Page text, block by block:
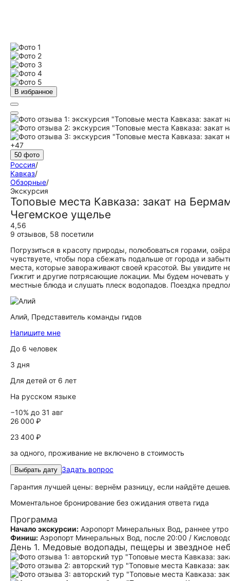
В избранное
+47
50 фото
Россия/
Кавказ/
Обзорные/
Экскурсия
Топовые места Кавказа: закат на
Чегемское ущелье
4,56
9 отзывов, 58 посетили
Погрузиться в красоту природы, полюбоваться горами,
чувствуете, чтобы пора сбежать подальше от города и
места, которые завораживают своей красотой. Вы увидите
Гижгит и другие потрясающие локации. Мы будем ночевать
местные блюда и слушать плеск водопадов. Поездка
Алий, Представитель команды гидов
Напишите мне
До 6 человек
3 дня
Для детей от 6 лет
На русском языке
−10% до 31 авг
26 000 ₽
23 400 ₽
за одного, проживание не включено в стоимость
Выбрать дату Задать вопрос
Гарантия лучшей цены: вернём разницу, если найдёте
Моментальное бронирование без ожидания ответа гида
Программа
Начало экскурсии: Аэропорт Минеральных Вод, раннее
Финиш: Аэропорт Минеральных Вод, после 20:00 /
День 1. Медовые водопады, пещеры и звездное